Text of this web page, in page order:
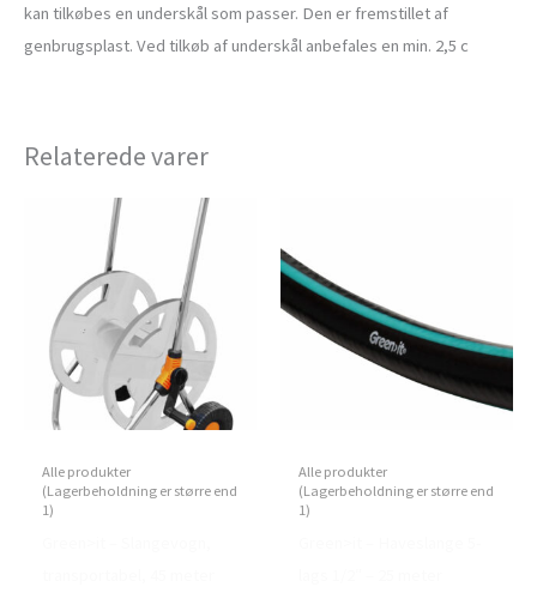
kan tilkøbes en underskål som passer. Den er fremstillet af
genbrugsplast. Ved tilkøb af underskål anbefales en min. 2,5 c
Relaterede varer
Alle produkter
(Lagerbeholdning er større end
1)
Alle produkter
(Lagerbeholdning er større end
1)